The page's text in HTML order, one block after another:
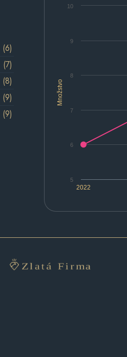
Množstvo
2022
5
6
7
8
9
10
(6)
(7)
(8)
(9)
(9)